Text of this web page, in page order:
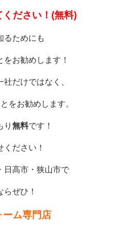
ください！(無料)
るためにも
お勧めします！
だけではなく、
をお勧めします。
り無料です！
ださい！
日高市・狭山市で
ぜひ！
ーム専門店